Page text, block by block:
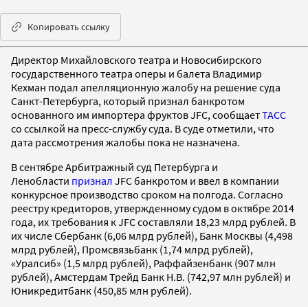
Копировать ссылку
Директор Михайловского театра и Новосибирского
государственного театра оперы и балета Владимир
Кехман подал апелляционную жалобу на решение суда
Санкт-Петербурга, который признал банкротом
основанного им импортера фруктов JFC, сообщаетТАСС
со ссылкой на пресс-службу суда. В суде отметили, что
дата рассмотрения жалобы пока не назначена.
В сентябре Арбитражный суд Петербурга и
Ленобласти признал JFC банкротом и ввел в компании
конкурсное производство сроком на полгода. Согласно
реестру кредиторов, утвержденному судом в октябре 2014
года, их требования к JFC составляли 18,23 млрд рублей. В
их числе Сбербанк (6,06 млрд рублей), Банк Москвы (4,498
млрд рублей), Промсвязьбанк (1,74 млрд рублей),
«Уралсиб» (1,5 млрд рублей), Раффайзенбанк (907 млн
рублей), Амстердам Трейд Банк Н.В. (742,97 млн рублей) и
Юникредитбанк (450,85 млн рублей).